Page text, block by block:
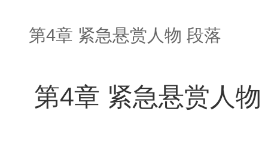
第4章 紧急悬赏人物 段落
第4章 紧急悬赏人